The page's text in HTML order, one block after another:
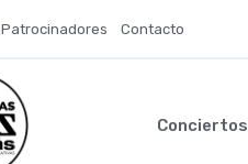
Patrocinadores Contacto
Conciertos